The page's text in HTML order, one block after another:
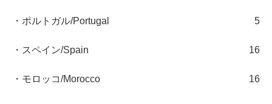
・ポルトガル/Portugal 5
・スペイン/Spain 16
・モロッコ/Morocco 16